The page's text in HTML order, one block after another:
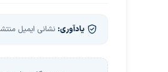
یادآوری: نشانی ایمیل